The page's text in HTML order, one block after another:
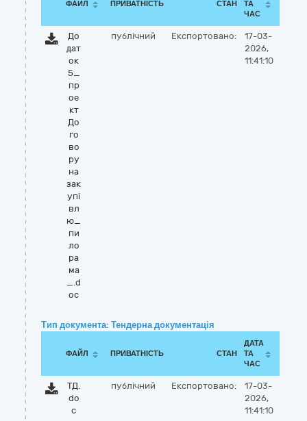
ФАЙЛ ПРИВАТНІСТЬ СТАН
ТА
ЧАС
До
дат
ок
5_
пр
ое
кт
До
го
во
ру
на
зак
упі
вл
ю_
пи
ло
ра
ма
_.d
oc
публічний Експортовано:
17-03-
2026,
11:41:10
Тип документа: Тендерна документація
ФАЙЛ ПРИВАТНІСТЬ СТАН
ДАТА
ТА
ЧАС
ТД.
do
c
публічний Експортовано:
17-03-
2026,
11:41:10